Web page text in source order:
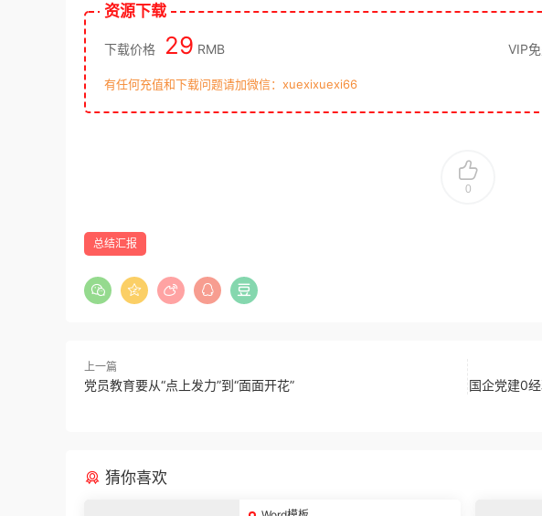
资源下载
下载价格 29 RMB VIP
有任何充值和下载问题请加微信：xuexixuexi66
0
总结汇报
上一篇
党员教育要从“点上发力”到“面面开花”
国企党建0
猜你喜欢